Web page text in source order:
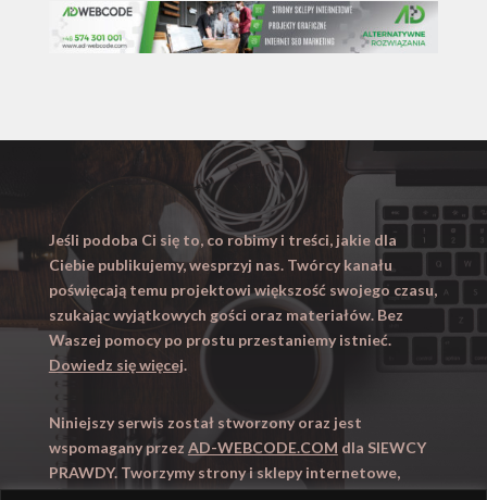
Jeśli podoba Ci się to, co robimy i treści, jakie dla
Ciebie publikujemy, wesprzyj nas. Twórcy kanału
poświęcają temu projektowi większość swojego czasu,
szukając wyjątkowych gości oraz materiałów. Bez
Waszej pomocy po prostu przestaniemy istnieć.
Dowiedz się więcej.
Niniejszy serwis został stworzony oraz jest
wspomagany przez AD-WEBCODE.COM dla SIEWCY
PRAWDY. Tworzymy strony i sklepy internetowe,